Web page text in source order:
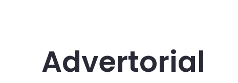
Advertorial